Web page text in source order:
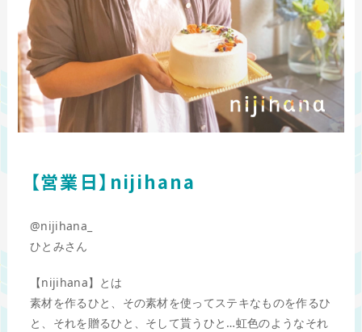
【営業日】nijihana
@nijihana_
ひとみさん
【nijihana】とは
素材を作るひと、その素材を使ってステキなものを作るひ
と、それを贈るひと、そして貰うひと…虹色のようなそれ